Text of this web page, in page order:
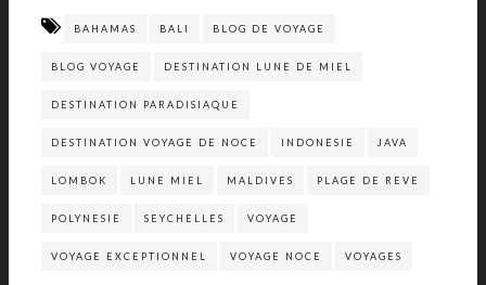
BAHAMAS BALI BLOG DE VOYAGE
BLOG VOYAGE DESTINATION LUNE DE MIEL
DESTINATION PARADISIAQUE
DESTINATION VOYAGE DE NOCE INDONESIE JAVA
LOMBOK LUNE MIEL MALDIVES PLAGE DE REVE
POLYNESIE SEYCHELLES VOYAGE
VOYAGE EXCEPTIONNEL VOYAGE NOCE VOYAGES